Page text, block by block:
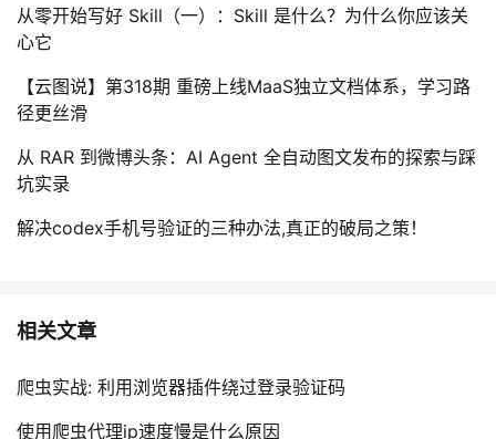
从零开始写好 Skill（一）：Skill 是什么？为什么你应该关
心它
【云图说】第318期 重磅上线MaaS独立文档体系，学习路
径更丝滑
从 RAR 到微博头条：AI Agent 全自动图文发布的探索与踩
坑实录
解决codex手机号验证的三种办法,真正的破局之策！
相关文章
爬虫实战: 利用浏览器插件绕过登录验证码
使用爬虫代理ip速度慢是什么原因